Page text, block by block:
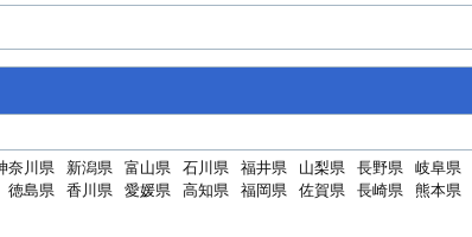
奈川県 新潟県 富山県 石川県 福井県 山梨県 長野県 岐阜県
徳島県 香川県 愛媛県 高知県 福岡県 佐賀県 長崎県 熊本県